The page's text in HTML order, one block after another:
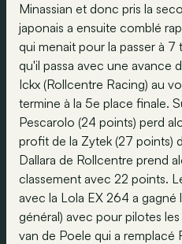
Minassian et donc pris la
japonais a ensuite comblé
qui menait pour la passer à 7
qu'il passa avec une avance
Ickx (Rollcentre Racing) au
termine à la 5e place finale.
Pescarolo (24 points) perd
profit de la Zytek (27 points)
Dallara de Rollcentre prend
classement avec 22 points.
avec la Lola EX 264 a
général) avec pour pilotes
van de Poele qui a remplacé